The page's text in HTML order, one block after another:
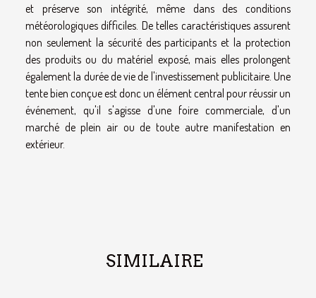
et préserve son intégrité, même dans des conditions
météorologiques difficiles. De telles caractéristiques assurent
non seulement la sécurité des participants et la protection
des produits ou du matériel exposé, mais elles prolongent
également la durée de vie de l'investissement publicitaire. Une
tente bien conçue est donc un élément central pour réussir un
événement, qu'il s'agisse d'une foire commerciale, d'un
marché de plein air ou de toute autre manifestation en
extérieur.
SIMILAIRE